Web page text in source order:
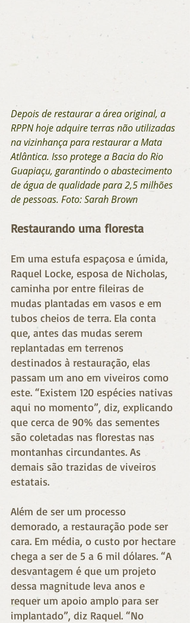
Depois de restaurar a área original, a
RPPN hoje adquire terras não utilizadas
na vizinhança para restaurar a Mata
Atlântica. Isso protege a Bacia do Rio
Guapiaçu, garantindo o abastecimento
de água de qualidade para 2,5 milhões
de pessoas. Foto: Sarah Brown
Restaurando uma floresta
Em uma estufa espaçosa e úmida,
Raquel Locke, esposa de Nicholas,
caminha por entre fileiras de
mudas plantadas em vasos e em
tubos cheios de terra. Ela conta
que, antes das mudas serem
replantadas em terrenos
destinados à restauração, elas
passam um ano em viveiros como
este. “Existem 120 espécies nativas
aqui no momento”, diz, explicando
que cerca de 90% das sementes
são coletadas nas florestas nas
montanhas circundantes. As
demais são trazidas de viveiros
estatais.
Além de ser um processo
demorado, a restauração pode ser
cara. Em média, o custo por hectare
chega a ser de 5 a 6 mil dólares. “A
desvantagem é que um projeto
dessa magnitude leva anos e
requer um apoio amplo para ser
implantado”, diz Raquel. “No